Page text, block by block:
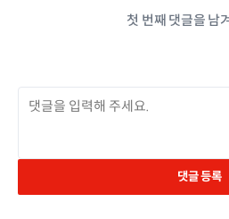
첫 번째 댓글을 남
댓글 등록